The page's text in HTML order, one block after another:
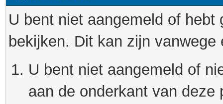
U bent niet aangemeld of
bekijken. Dit kan zijn
U bent niet aangemeld of
aan de onderkant van